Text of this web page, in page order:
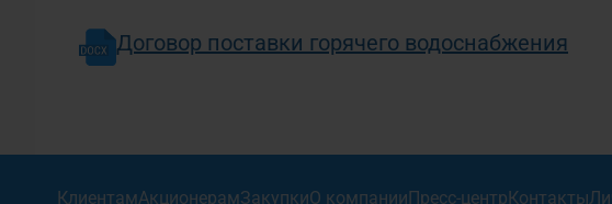
Договор поставки горячего водоснабжения
КлиентамАкционерамЗакупкиО компанииПресс-центрКонтакты